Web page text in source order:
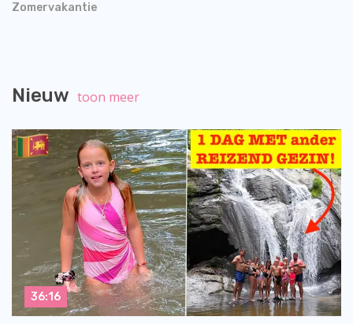
Zomervakantie
Nieuw toon meer
36:16